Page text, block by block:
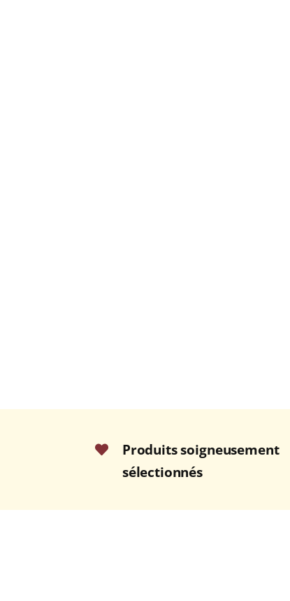
Produits soigneusement
sélectionnés